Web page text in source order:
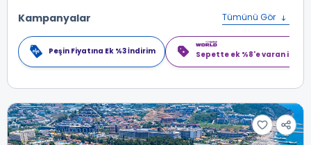
Kampanyalar Tümünü Gör
Peşin Fiyatına Ek %3 İndirim Sepette ek %8'e varan